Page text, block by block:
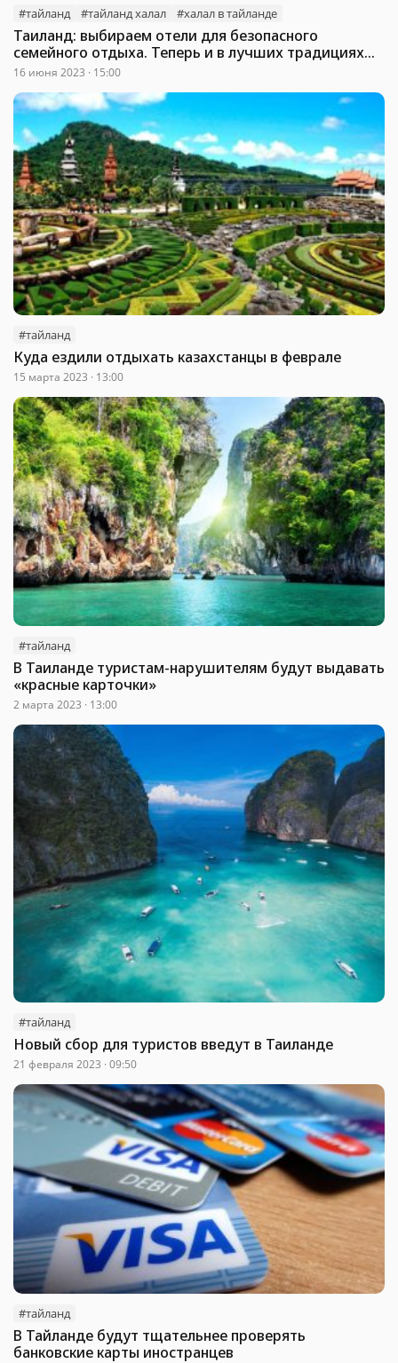
#тайланд #тайланд халал #халал в тайланде
Таиланд: выбираем отели для безопасного
семейного отдыха. Теперь и в лучших традициях
«халал»
16 июня 2023 · 15:00
#тайланд
Куда ездили отдыхать казахстанцы в феврале
15 марта 2023 · 13:00
#тайланд
В Таиланде туристам-нарушителям будут выдавать
«красные карточки»
2 марта 2023 · 13:00
#тайланд
Новый сбор для туристов введут в Таиланде
21 февраля 2023 · 09:50
#тайланд
В Тайланде будут тщательнее проверять
банковские карты иностранцев